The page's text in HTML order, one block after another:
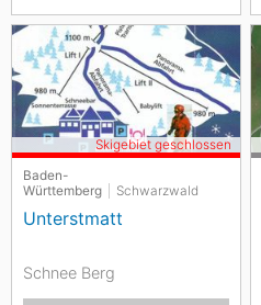
Baden-
Württemberg
Schwarzwald
Unterstmatt
Skigebiet geschlossen
Schnee Berg